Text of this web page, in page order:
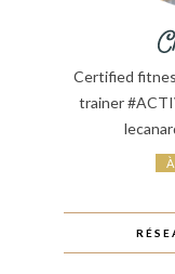
Certified
trainer